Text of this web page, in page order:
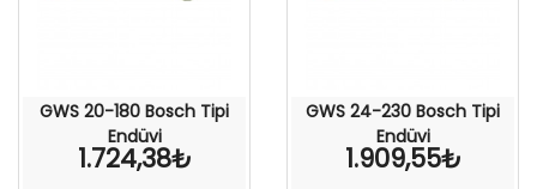
GWS 20-180 Bosch Tipi
Endüvi
1.724,38₺
GWS 24-230 Bosch Tipi
Endüvi
1.909,55₺